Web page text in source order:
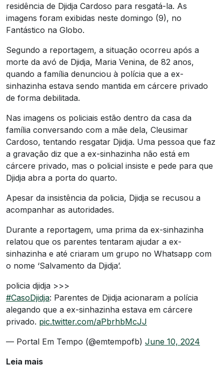
residência de Djidja Cardoso para resgatá-la. As
imagens foram exibidas neste domingo (9), no
Fantástico na Globo.
Segundo a reportagem, a situação ocorreu após a
morte da avó de Djidja, Maria Venina, de 82 anos,
quando a família denunciou à polícia que a ex-
sinhazinha estava sendo mantida em cárcere privado
de forma debilitada.
Nas imagens os policiais estão dentro da casa da
família conversando com a mãe dela, Cleusimar
Cardoso, tentando resgatar Djidja. Uma pessoa que faz
a gravação diz que a ex-sinhazinha não está em
cárcere privado, mas o policial insiste e pede para que
Djidja abra a porta do quarto.
Apesar da insistência da policia, Djidja se recusou a
acompanhar as autoridades.
Durante a reportagem, uma prima da ex-sinhazinha
relatou que os parentes tentaram ajudar a ex-
sinhazinha e até criaram um grupo no Whatsapp com
o nome ‘Salvamento da Djidja’.
policia djidja >>>
#CasoDjidja: Parentes de Djidja acionaram a polícia
alegando que a ex-sinhazinha estava em cárcere
privado. pic.twitter.com/aPbrhbMcJJ
— Portal Em Tempo (@emtempofb) June 10, 2024
Leia mais